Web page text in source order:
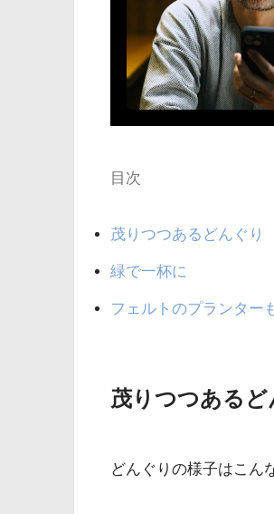
目次
茂りつつあるどんぐり
緑で一杯に
フェルトのプランター
茂りつつあるど
どんぐりの様子はこん